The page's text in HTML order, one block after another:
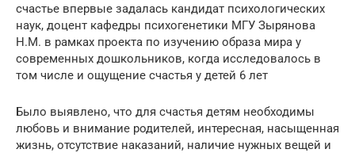
счастье впервые задалась кандидат психологических
наук, доцент кафедры психогенетики МГУ Зырянова
Н.М. в рамках проекта по изучению образа мира у
современных дошкольников, когда исследовалось в
том числе и ощущение счастья у детей 6 лет
Было выявлено, что для счастья детям необходимы
любовь и внимание родителей, интересная, насыщенная
жизнь, отсутствие наказаний, наличие нужных вещей и